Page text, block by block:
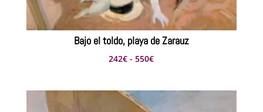
Bajo el toldo, playa de Zarauz
242€ - 550€Rango
precios: